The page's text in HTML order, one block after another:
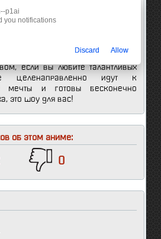
развлечение, упакованное в
«Ура мечте!» решили
сериала поклонников ждет
если вы любите талантливых
целенаправленно идут к
мечты и готовы бесконечно
это шоу для вас!
об этом аниме:
0
p1ai
you notifications
Discard Allow